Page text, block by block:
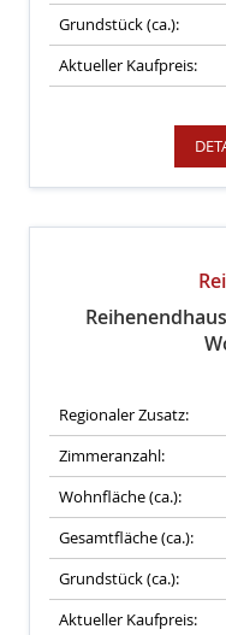
Grundstück (ca.):
Aktueller Kaufpreis:
Regionaler Zusatz:
Zimmeranzahl:
Wohnfläche (ca.):
Gesamtfläche (ca.):
Grundstück (ca.):
Aktueller Kaufpreis: